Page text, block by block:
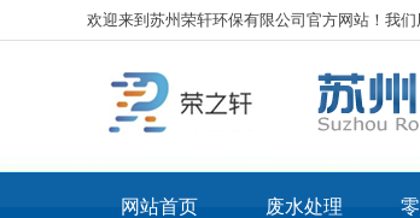
欢迎来到苏州荣轩环保有限公司官方网站！我
网站首页 废水处理